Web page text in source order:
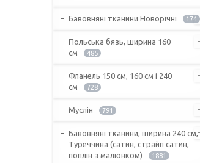
Бавовняні тканини Новорічні 174
Польська бязь, ширина 160
см
485
Фланель 150 см, 160 см і 240
см
728
Муслін 791
Бавовняні тканини, ширина 240 см,
Туреччина (сатин, страйп сатин,
поплін з малюнком)
1881